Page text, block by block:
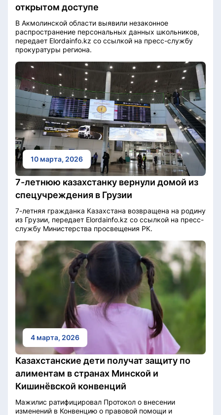
открытом доступе
В Акмолинской области выявили незаконное
распространение персональных данных школьников,
передает Elordainfo.kz со ссылкой на пресс-службу
прокуратуры региона.
10 марта, 2026
7-летнюю казахстанку вернули домой из
спецучреждения в Грузии
7-летняя гражданка Казахстана возвращена на родину
из Грузии, передает Elordainfo.kz со ссылкой на пресс-
службу Министерства просвещения РК.
4 марта, 2026
Казахстанские дети получат защиту по
алиментам в странах Минской и
Кишинёвской конвенций
Мажилис ратифицировал Протокол о внесении
изменений в Конвенцию о правовой помощи и